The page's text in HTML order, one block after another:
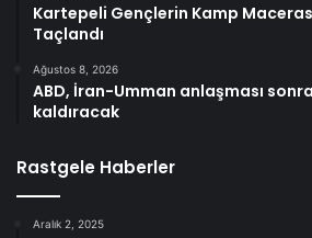
Kartepeli Gençlerin Kamp
Taçlandı
Ağustos 8, 2026
ABD, İran-Umman anlaşması
kaldıracak
Rastgele Haberler
Aralık 2, 2025